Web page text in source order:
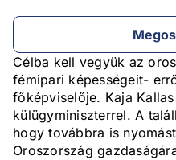
Célba kell vegyük az
fémipari képességeit-
főképviselője. Kaja
külügyminiszterrel. A
hogy továbbra is
Oroszország